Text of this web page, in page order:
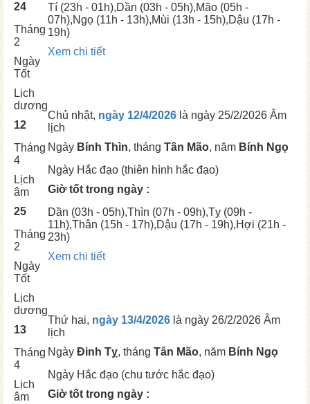
24
Tháng
2
Ngày
Tốt
Tí (23h - 01h),Dần (03h - 05h),Mão (05h -
07h),Ngọ (11h - 13h),Mùi (13h - 15h),Dậu (17h -
19h)
Xem chi tiết
Lịch
dương
12
Tháng
4
Lịch
âm
25
Tháng
2
Ngày
Tốt
Chủ nhật, ngày 12/4/2026 là ngày 25/2/2026 Âm
lịch
Ngày Bính Thìn, tháng Tân Mão, năm Bính Ngọ
Ngày Hắc đạo (thiên hình hắc đạo)
Giờ tốt trong ngày :
Dần (03h - 05h),Thìn (07h - 09h),Tỵ (09h -
11h),Thân (15h - 17h),Dậu (17h - 19h),Hợi (21h -
23h)
Xem chi tiết
Lịch
dương
13
Tháng
4
Lịch
âm
Thứ hai, ngày 13/4/2026 là ngày 26/2/2026 Âm
lịch
Ngày Đinh Tỵ, tháng Tân Mão, năm Bính Ngọ
Ngày Hắc đạo (chu tước hắc đạo)
Giờ tốt trong ngày :